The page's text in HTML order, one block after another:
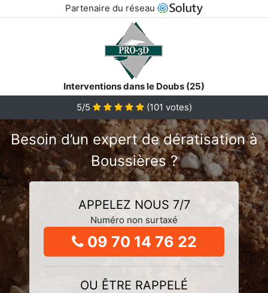
Partenaire du réseau
Interventions dans le Doubs (25)
5/5
(101 votes)
Besoin d’un expert de dératisation à
Boussières ?
APPELEZ NOUS 7/7
Numéro non surtaxé
09 70 14 76 22
OU ÊTRE RAPPELÉ